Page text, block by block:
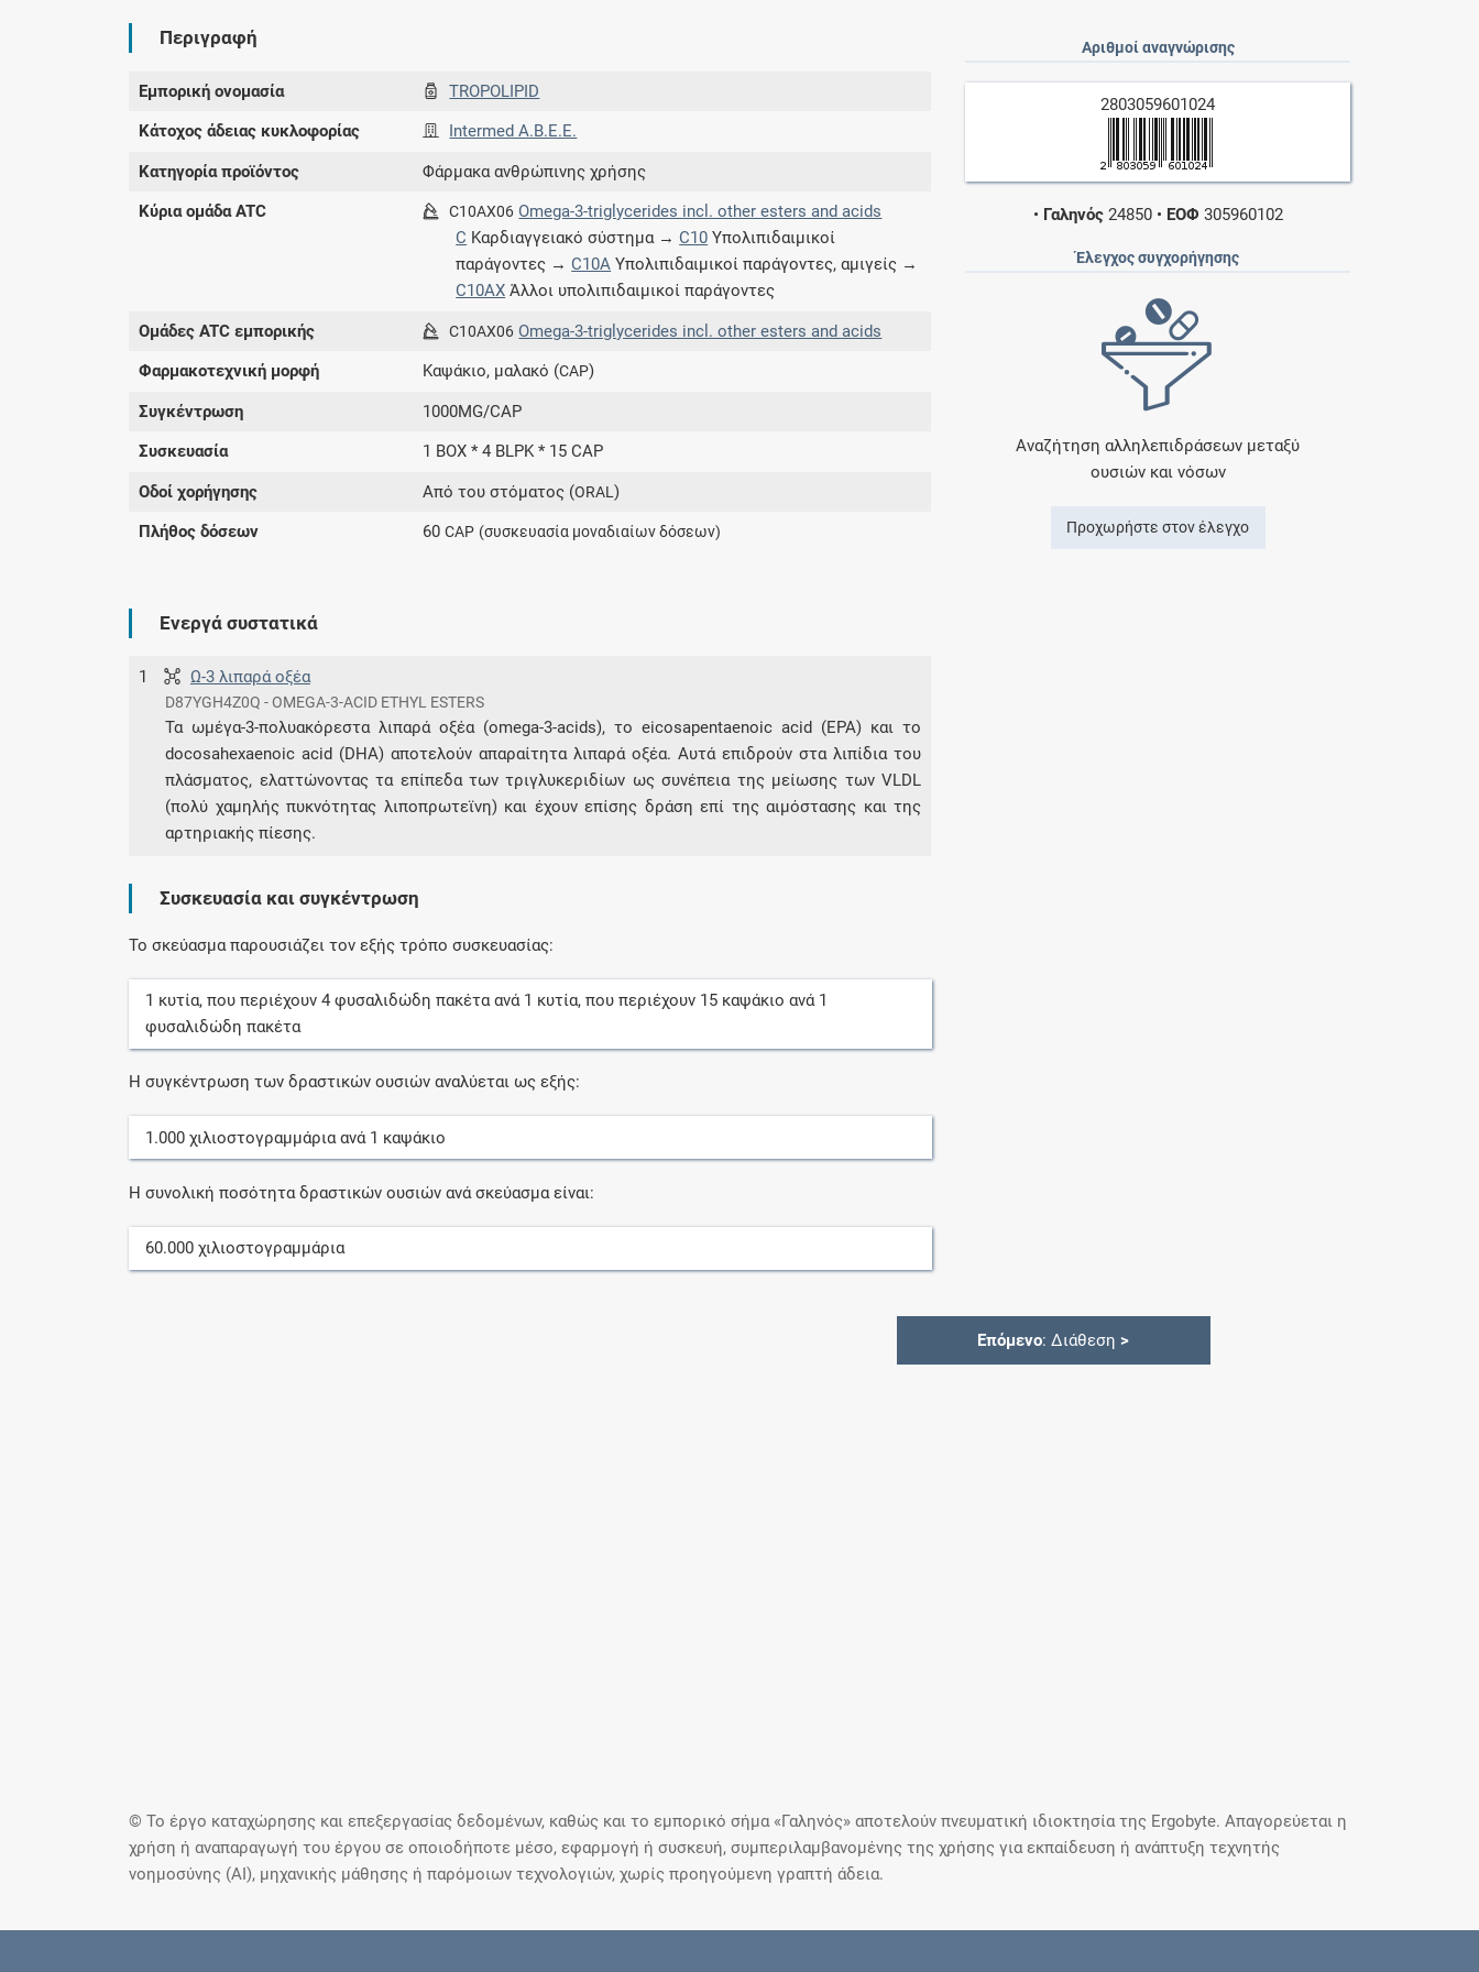
επιπλέον παροχές των συνδρομητικών
Ενδείξεις και αγωγές
Βρείτε θεραπευτικές ενδείξεις και αγωγές για
πορείας του Galinos.gr από το 2011 μέχρι
Περιγραφή
Εμπορική ονομασία TROPOLIPID
Κάτοχος άδειας κυκλοφορίας Intermed Α.Β.Ε.Ε.
Κατηγορία προϊόντος Φάρμακα ανθρώπινης χρήσης
Κύρια ομάδα ATC C10AX06 Omega-3-triglycerides incl. other esters and acids
C Καρδιαγγειακό σύστημα → C10 Υπολιπιδαιμικοί
παράγοντες → C10A Υπολιπιδαιμικοί παράγοντες, αμιγείς →
C10AX Άλλοι υπολιπιδαιμικοί παράγοντες
Ομάδες ATC εμπορικής C10AX06 Omega-3-triglycerides incl. other esters and acids
Φαρμακοτεχνική μορφή Καψάκιο, μαλακό (CAP)
Συγκέντρωση 1000MG/CAP
Συσκευασία 1 BOX * 4 BLPK * 15 CAP
Οδοί χορήγησης Από του στόματος (ORAL)
Πλήθος δόσεων 60CAP (συσκευασία μοναδιαίων δόσεων)
Αριθμοί αναγνώρισης
2803059601024
• Γαληνός24850 • ΕΟΦ 305960102
Έλεγχος συγχορήγησης
Αναζήτηση αλληλεπιδράσεων μεταξύ
ουσιών και νόσων
Προχωρήστε στον έλεγχο
Ενεργά συστατικά
1 Ω-3 λιπαρά οξέα
D87YGH4Z0Q - OMEGA-3-ACID ETHYL ESTERS
Τα ωμέγα-3-πολυακόρεστα λιπαρά οξέα (omega-3-acids), το eicosapentaenoic acid (ΕΡΑ) και το
docosahexaenoic acid (DHA) αποτελούν απαραίτητα λιπαρά οξέα. Αυτά επιδρούν στα λιπίδια του
πλάσματος, ελαττώνοντας τα επίπεδα των τριγλυκεριδίων ως συνέπεια της μείωσης των VLDL
(πολύ χαμηλής πυκνότητας λιποπρωτεϊνη) και έχουν επίσης δράση επί της αιμόστασης και της
αρτηριακής πίεσης.
Συσκευασία και συγκέντρωση
Το σκεύασμα παρουσιάζει τον εξής τρόπο συσκευασίας:
1 κυτία, που περιέχουν4 φυσαλιδώδη πακέταανά 1 κυτία, που περιέχουν 15 καψάκιο ανά 1
φυσαλιδώδη πακέτα
Η συγκέντρωση των δραστικών ουσιών αναλύεται ως εξής:
1.000 χιλιοστογραμμάριαανά 1 καψάκιο
Η συνολική ποσότητα δραστικών ουσιών ανά σκεύασμα είναι:
60.000 χιλιοστογραμμάρια
Επόμενο: Διάθεση >
© Το έργο καταχώρησης και επεξεργασίας δεδομένων, καθώς και το εμπορικό σήμα «Γαληνός» αποτελούν πνευματική ιδιοκτησία της Ergobyte. Απαγορεύεται η
χρήση ή αναπαραγωγή του έργου σε οποιοδήποτε μέσο, εφαρμογή ή συσκευή, συμπεριλαμβανομένης της χρήσης για εκπαίδευση ή ανάπτυξη τεχνητής
νοημοσύνης (AI), μηχανικής μάθησης ή παρόμοιων τεχνολογιών, χωρίς προηγούμενη γραπτή άδεια.